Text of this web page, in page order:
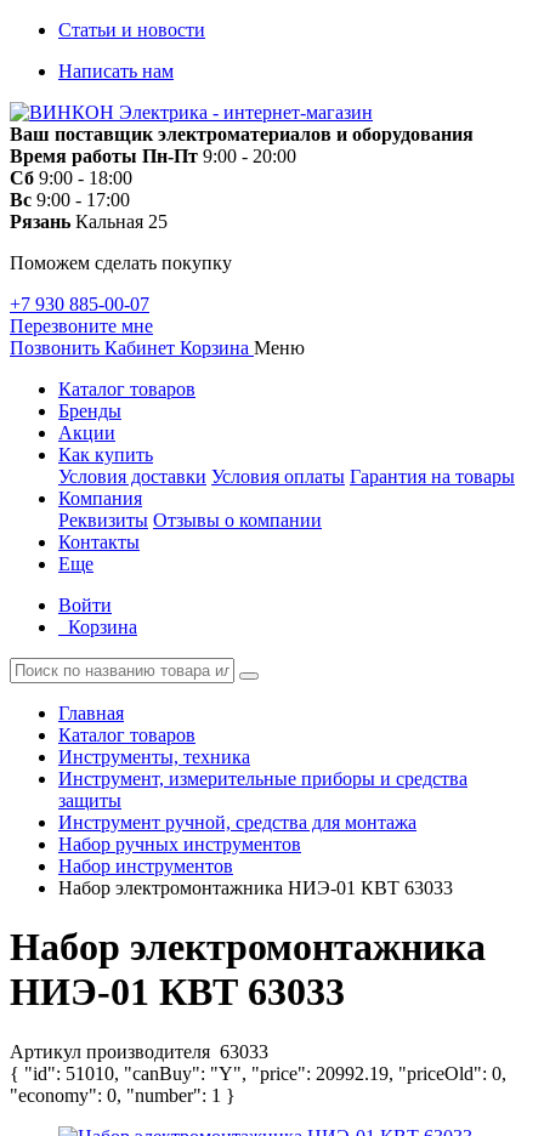
Статьи и новости
Написать нам
Ваш поставщик электроматериалов и оборудования
Время работы Пн-Пт 9:00 - 20:00
Сб 9:00 - 18:00
Вс 9:00 - 17:00
Рязань Кальная 25
Поможем сделать покупку
+7 930 885-00-07
Перезвоните мне
Позвонить Кабинет Корзина Меню
Каталог товаров
Бренды
Акции
Как купить
Условия доставки Условия оплаты Гарантия на товары
Компания
Реквизиты Отзывы о компании
Контакты
Еще
Войти
Корзина
Главная
Каталог товаров
Инструменты, техника
Инструмент, измерительные приборы и средства
защиты
Инструмент ручной, средства для монтажа
Набор ручных инструментов
Набор инструментов
Набор электромонтажника НИЭ-01 КВТ 63033
Набор электромонтажника
НИЭ-01 КВТ 63033
Артикул производителя 63033
{ "id": 51010, "canBuy": "Y", "price": 20992.19, "priceOld": 0,
"economy": 0, "number": 1 }